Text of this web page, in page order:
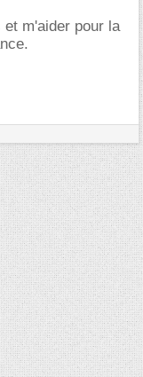
m'aider pour la